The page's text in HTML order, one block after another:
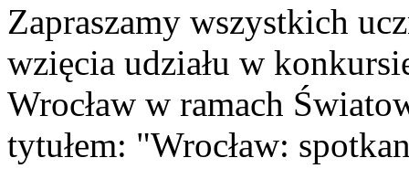
Zapraszamy wszystkich
wzięcia udziału w
Wrocław w ramach
tytułem: "Wrocław: